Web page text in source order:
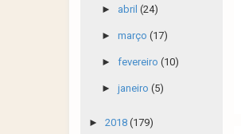
► abril (24)
► março (17)
► fevereiro (10)
► janeiro (5)
► 2018 (179)